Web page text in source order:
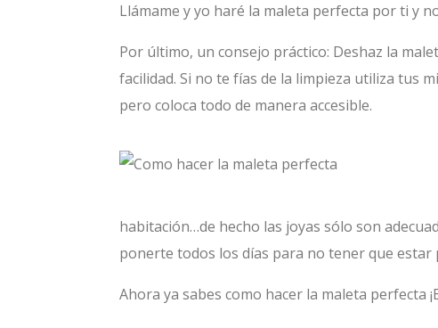
Llámame y yo haré la maleta perfecta por ti y
Por último, un consejo práctico: Deshaz la
facilidad. Si no te fías de la limpieza utiliza tus
pero coloca todo de manera accesible.
habitación…de hecho las joyas sólo son
ponerte todos los días para no tener que estar
Ahora ya sabes como hacer la maleta perfecta